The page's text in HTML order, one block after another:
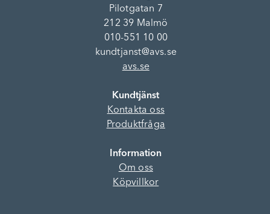
Pilotgatan 7
212 39 Malmö
010-551 10 00
kundtjanst@avs.se
avs.se
Kundtjänst
Kontakta oss
Produktfråga
Information
Om oss
Köpvillkor